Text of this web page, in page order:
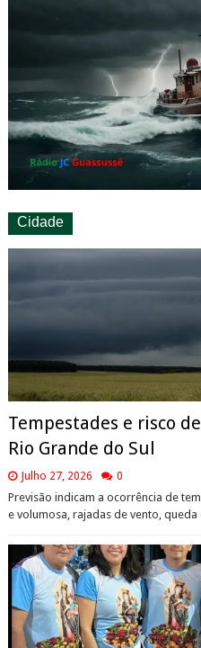
Cidade
Tempestades e risco
Rio Grande do Sul
Julho 27, 2026 0
Previsão indicam a ocorrência de
e volumosa, rajadas de vento, queda